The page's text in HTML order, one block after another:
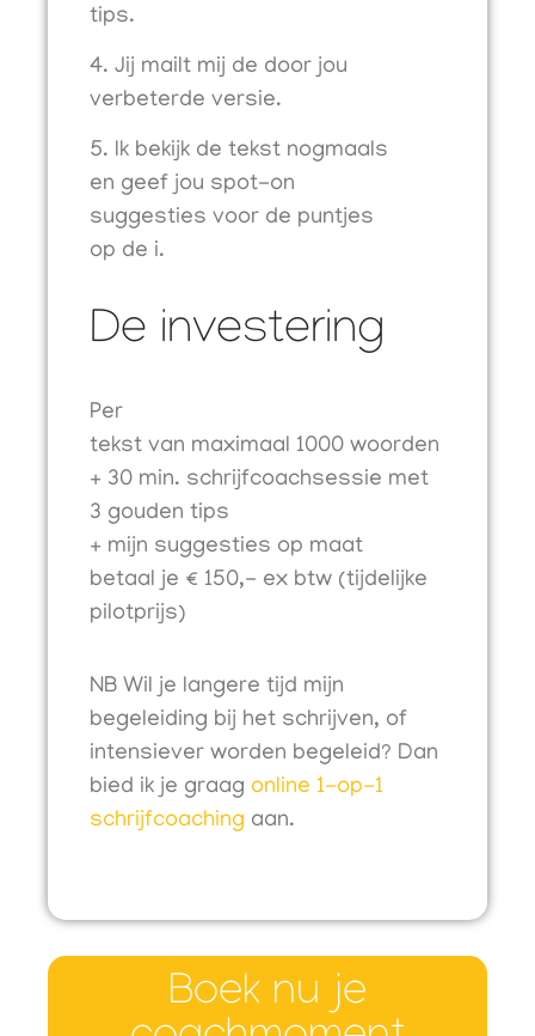
tips.
Jij mailt mij de door jou
verbeterde versie.
Ik bekijk de tekst nogmaals
en geef jou spot-on
suggesties voor de puntjes
op de i.
De investering
Per
tekst van maximaal 1000 woorden
+ 30 min. schrijfcoachsessie met
3 gouden tips
+ mijn suggesties op maat
betaal je € 150,- ex btw (tijdelijke
pilotprijs)
NB Wil je langere tijd mijn
begeleiding bij het schrijven, of
intensiever worden begeleid? Dan
bied ik je graag online 1-op-1
schrijfcoaching aan.
Boek nu je